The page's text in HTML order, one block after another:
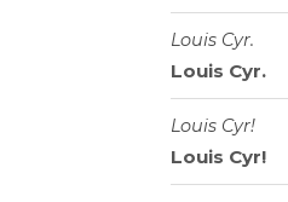
Louis Cyr.
Louis Cyr.
Louis Cyr!
Louis Cyr!